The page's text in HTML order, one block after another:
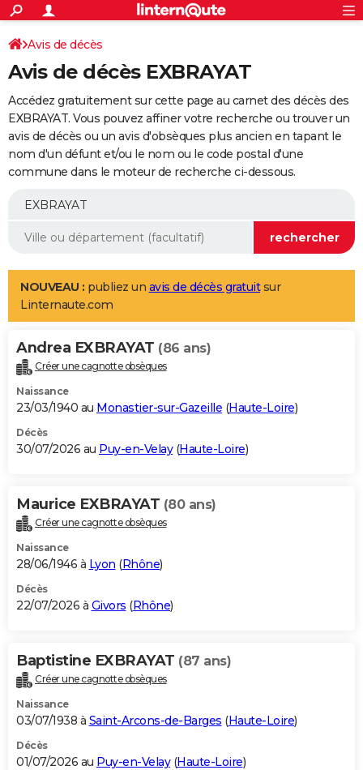
ACTUALITÉS
Politique
Société
Faits Divers
Education
Monde
Villes
+
SPORT
Coupe du monde 2026
Football
Tennis
Cyclisme
Rugby
Forum
Programme TV
TNT
Streaming
Cinéma
Sorties cinéma
Musique
+
FINANCE
Retraite
Epargne
Immobilier
Risques naturels par ville
Banque
Assurance
AUTO
Essais
Réserver un essai
Citadines
Berlines
SUV
Forum auto
+
Mobiles
Meilleur smartphone
Internet
Ordinateurs
Jeux vidéo
Guide high-tech
Aménagement intérieur
LIFESTYLE
Art de vivre
Bien-être
Loisirs
Mode
Modes de vie
Alimentation
Guide de la santé
Maladies
Médicaments
Sommeil
VOYAGE
Destinations
City break
Voyage nature
Voyage de noces
Forum
Climat
+PHOTO
GUIDES D'ACHAT
BONS PLANS
Carte de Noël
Carte Bonne année
Carte Saint-Valentin
Carte Pâques
Carte d'anniversaire
DICTIONNAIRE
Dictionnaire
Biographies
Citations
Expressions
Proverbes
PROGRAMME TV
S'inscrire
Se connecter
Lycées
Collèges
Primaires
Universités
Entreprises
Service militaire
Avis de recherche
AVIS DE DÉCÈS
Bricolage
Lifestyle
Culture
Sport
Auto
Television
Voyage
Cinema
Avis de décès
Avis de décès EXBRAYAT
Accédez gratuitement sur cette page au carnet des décès des
EXBRAYAT. Vous pouvez affiner votre recherche ou trouver un
avis de décès ou un avis d'obsèques plus ancien en tapant le
nom d'un défunt et/ou le nom ou le code postal d'une
commune dans le moteur de recherche ci-dessous.
NOUVEAU : publiez un avis de décès gratuitsur
Linternaute.com
Andrea EXBRAYAT (86 ans)
Créer une cagnotte obsèques
Naissance
23/03/1940 au Monastier-sur-Gazeille (Haute-Loire)
Décès
30/07/2026 au Puy-en-Velay(Haute-Loire)
Maurice EXBRAYAT (80 ans)
Créer une cagnotte obsèques
Naissance
28/06/1946 à Lyon (Rhône)
Décès
22/07/2026 à Givors (Rhône)
Baptistine EXBRAYAT (87 ans)
Créer une cagnotte obsèques
Naissance
03/07/1938 à Saint-Arcons-de-Barges (Haute-Loire)
Décès
01/07/2026 au Puy-en-Velay(Haute-Loire)